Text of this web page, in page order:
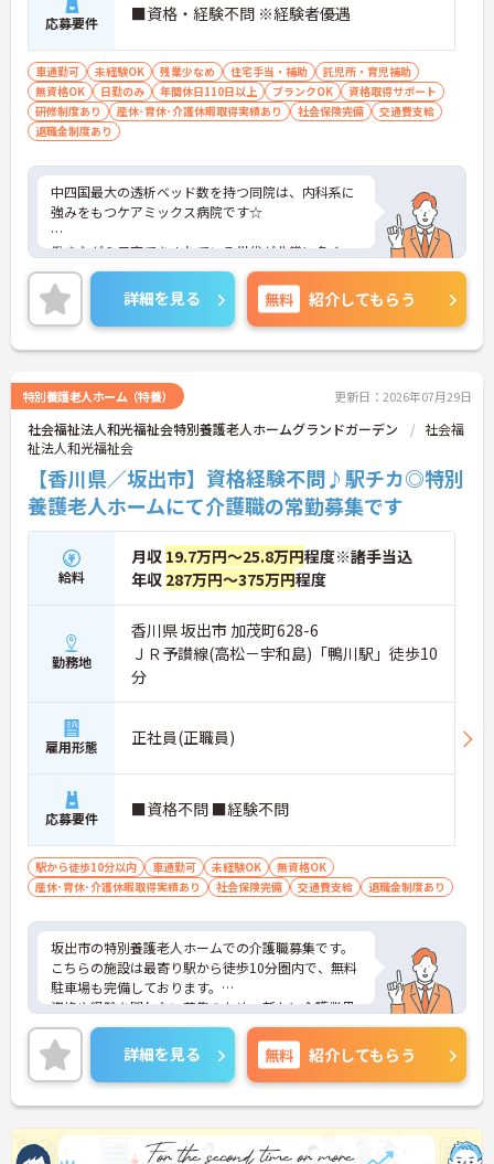
応募要件 ■資格・経験不問 ※経験者優遇
車通勤可 未経験OK 残業少なめ 住宅手当・補助
託児所・育児補助
無資格OK
日勤のみ 年間休日110日以上 ブランクOK
資格取得サポート
研修制度あり
産休･育休･介護休暇取得実績あり 社会保険完備
交通費支給
退職金制度あり
中四国最大の透析ベッド数を持つ同院は、内科系に
強みをもつケアミックス病院です☆
働きながら子育てをされている世代が非常に多く、
院内では30代～40代がおよそ全体の70％程度を占め
ています！
全職員の70％以上が5年以上勤めており、定着率も
非常に良い病院です◎
「しっかりと学びたい方」「家庭と両立したい方」
など様々な思いを持った方々が働いています！
ご興味がある方は是非一度マイナビまでお問い合わ
せください！さらに詳細などお伝えします！！
詳細を見る 無料 紹介してもらう
特別養護老人ホーム（特養） 更新日：2026年07月29日
社会福祉法人和光福祉会特別養護老人ホームグランドガーデン
社会福
祉法人和光福祉会
【香川県／坂出市】資格経験不問♪駅チカ◎特別
養護老人ホームにて介護職の常勤募集です
給料
月収 19.7万円～25.8万円程度※諸手当込
年収 287万円～375万円程度
勤務地
香川県 坂出市 加茂町628-6
ＪＲ予讃線(高松－宇和島)「鴨川駅」徒歩10
分
雇用形態 正社員(正職員)
応募要件 ■資格不問 ■経験不問
駅から徒歩10分以内 車通勤可 未経験OK
無資格OK
産休･育休･介護休暇取得実績あり
社会保険完備 交通費支給 退職金制度あり
坂出市の特別養護老人ホームでの介護職募集です。
こちらの施設は最寄り駅から徒歩10分圏内で、無料
駐車場も完備しております。
資格や経験を問わない募集のため、新たに介護業界
にチャレンジしたい方おすすめです。
ご興味をお持ちの方は是非お問い合わせください！
詳細を見る 無料 紹介してもらう